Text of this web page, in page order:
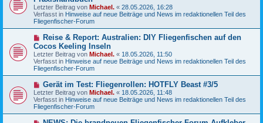
i
t
r
a
g
u
e
r
B
e
t
r
a
g
Letzter Beitrag von Michael. « 28.05.2026, 16:28
Verfasst in Hinweise auf neue Beiträge und News im redaktionellen Teil des
Fliegenfischer-Forum
N
u
e
r
B
e
t
r
a
g
Reise & Report: Australien: DIY Fliegenfischen auf den
Cocos Keeling Inseln
Letzter Beitrag von Michael. « 18.05.2026, 11:50
Verfasst in Hinweise auf neue Beiträge und News im redaktionellen Teil des
Fliegenfischer-Forum
N
e
u
e
r
B
Gerät im Test: Fliegenrollen: HOTFLY Beast #3/5
Letzter Beitrag von Michael. « 18.05.2026, 11:48
Verfasst in Hinweise auf neue Beiträge und News im redaktionellen Teil des
Fliegenfischer-Forum
N